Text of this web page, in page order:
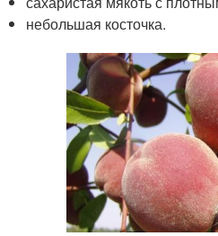
небольшая косточка.